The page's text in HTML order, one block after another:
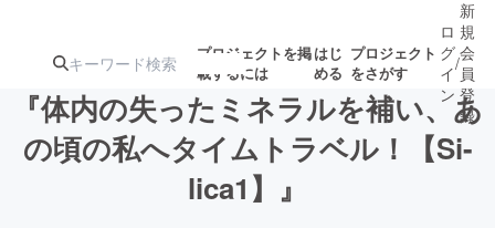
プロジェクトを掲
載するには
はじ
める
プロジェクト
をさがす
注目の新着プロ
募集終了が近いプ
ロ
グ
イ
ン
/
新
規
会
員
登
録
『体内の失ったミネラルを補い、あ
の頃の私へタイムトラベル！【Si-
lica1】』